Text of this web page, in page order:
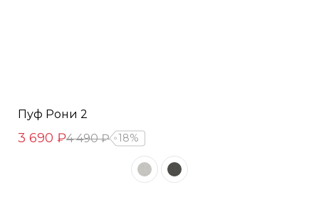
Пуф Рони 2
3 690 ₽4 490 ₽ 18%